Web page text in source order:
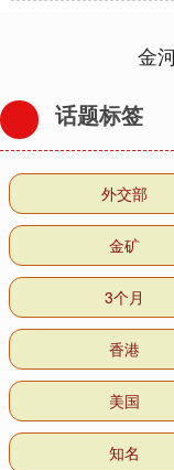
金
话题标签
外交部
金矿
3个月
香港
美国
知名